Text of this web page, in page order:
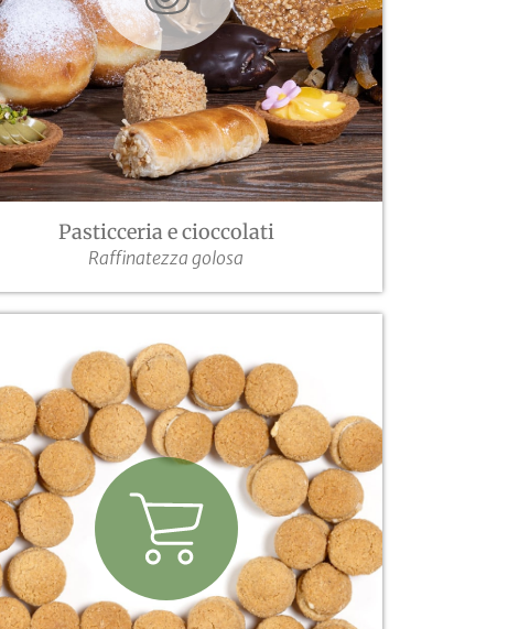
Pasticceria e cioccolati
Raffinatezza golosa